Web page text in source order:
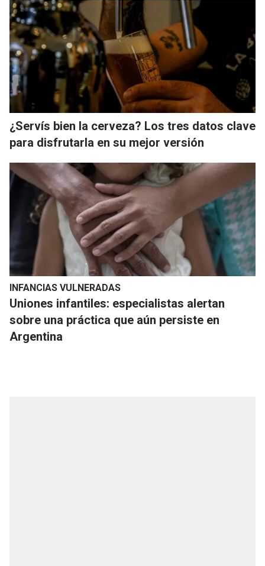
¿Servís bien la cerveza? Los tres datos clave
para disfrutarla en su mejor versión
INFANCIAS VULNERADAS
Uniones infantiles: especialistas alertan
sobre una práctica que aún persiste en
Argentina